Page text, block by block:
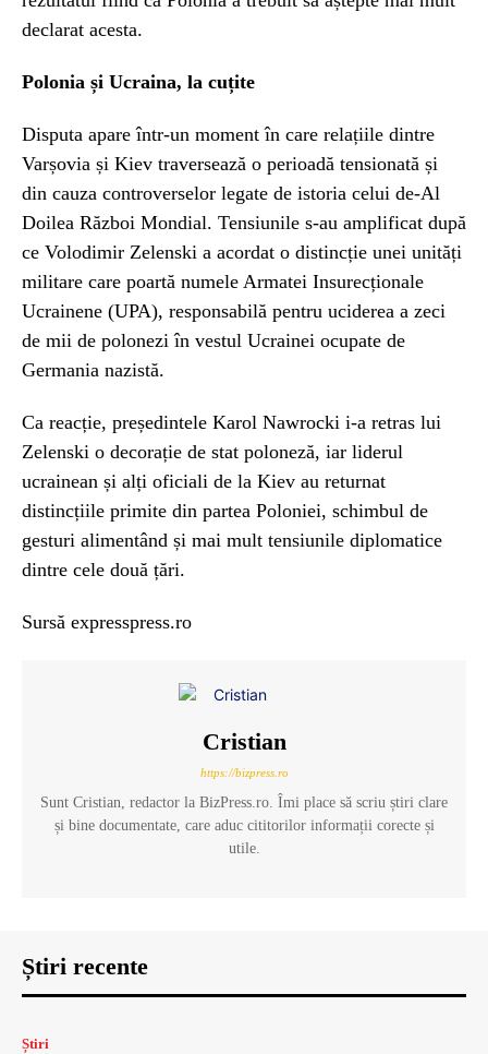
declarat acesta.
Polonia și Ucraina, la cuțite
Disputa apare într-un moment în care relațiile dintre
Varșovia și Kiev traversează o perioadă tensionată și
din cauza controverselor legate de istoria celui de-Al
Doilea Război Mondial. Tensiunile s-au amplificat după
ce Volodimir Zelenski a acordat o distincție unei unități
militare care poartă numele Armatei Insurecționale
Ucrainene (UPA), responsabilă pentru uciderea a zeci
de mii de polonezi în vestul Ucrainei ocupate de
Germania nazistă.
Ca reacție, președintele Karol Nawrocki i-a retras lui
Zelenski o decorație de stat poloneză, iar liderul
ucrainean și alți oficiali de la Kiev au returnat
distincțiile primite din partea Poloniei, schimbul de
gesturi alimentând și mai mult tensiunile diplomatice
dintre cele două țări.
Sursă expresspress.ro
Cristian
https://bizpress.ro
Sunt Cristian, redactor la BizPress.ro. Îmi place să scriu știri clare
și bine documentate, care aduc cititorilor informații corecte și
utile.
Știri recente
Știri